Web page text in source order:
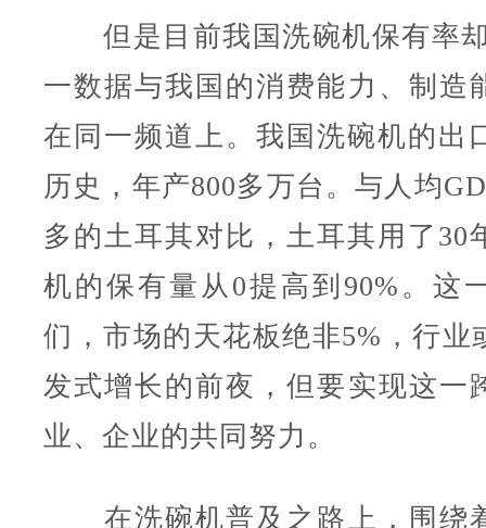
但是目前我国洗碗机保有率却
一数据与我国的消费能力、制造
在同一频道上。我国洗碗机的出
历史，年产800多万台。与人均
多的土耳其对比，土耳其用了30
机的保有量从0提高到90%。这
们，市场的天花板绝非5%，行业
发式增长的前夜，但要实现这一
业、企业的共同努力。
在洗碗机普及之路上，围绕